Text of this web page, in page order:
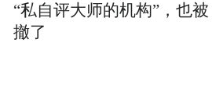
“私自评大师的机构”，也被
撤了